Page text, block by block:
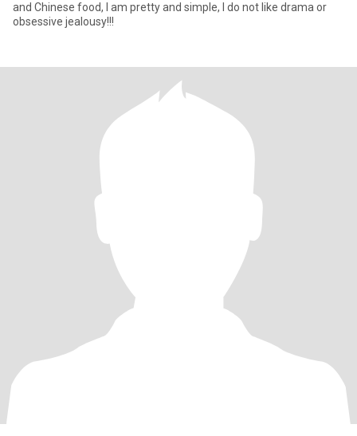
and Chinese food, I am pretty and simple, I do not like drama or
obsessive jealousy!!!